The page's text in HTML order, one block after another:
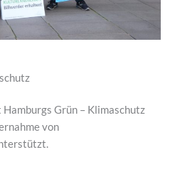
Grün – Klimaschutz
von